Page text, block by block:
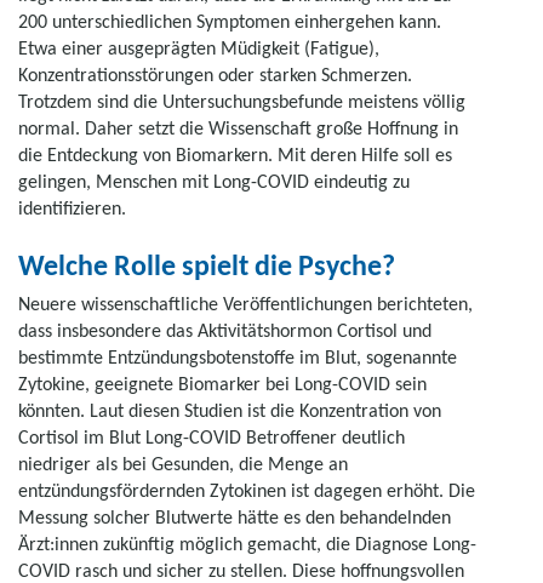
200 unterschiedlichen Symptomen einhergehen kann.
Etwa einer ausgeprägten Müdigkeit (Fatigue),
Konzentrationsstörungen oder starken Schmerzen.
Trotzdem sind die Untersuchungsbefunde meistens völlig
normal. Daher setzt die Wissenschaft große Hoffnung in
die Entdeckung von Biomarkern. Mit deren Hilfe soll es
gelingen, Menschen mit Long-COVID eindeutig zu
identifizieren.
Welche Rolle spielt die Psyche?
Neuere wissenschaftliche Veröffentlichungen berichteten,
dass insbesondere das Aktivitätshormon Cortisol und
bestimmte Entzündungsbotenstoffe im Blut, sogenannte
Zytokine, geeignete Biomarker bei Long-COVID sein
könnten. Laut diesen Studien ist die Konzentration von
Cortisol im Blut Long-COVID Betroffener deutlich
niedriger als bei Gesunden, die Menge an
entzündungsfördernden Zytokinen ist dagegen erhöht. Die
Messung solcher Blutwerte hätte es den behandelnden
Ärzt:innen zukünftig möglich gemacht, die Diagnose Long-
COVID rasch und sicher zu stellen. Diese hoffnungsvollen